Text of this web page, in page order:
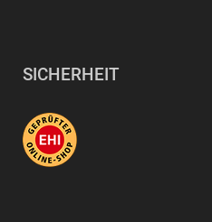
SICHERHEIT